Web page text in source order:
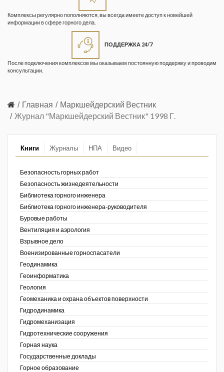
Комплексы регулярно пополняются, вы всегда имеете доступ к новейшей
информации в сфере горного дела.
ПОДДЕРЖКА 24/7
После подключения комплексов мы оказываем постоянную поддержку и проводим
консультации.
Главная
Маркшейдерский Вестник
Журнал "Маркшейдерский Вестник" 1998 Г.
Книги Журналы НПА Видео
Безопасность горных работ
Безопасность жизнедеятельности
Библиотека горного инженера
Библиотека горного инженера-руководителя
Буровые работы
Вентиляция и аэрология
Взрывное дело
Военизированные горноспасатели
Геодинамика
Геоинформатика
Геология
Геомеханика и охрана объектов поверхности
Гидродинамика
Гидромеханизация
Гидротехнические сооружения
Горная наука
Государственные доклады
Горное образование
безопасность»
Информационный бюллетень
атомному надзору
Информация и космос
Медицина катастроф
Минеральные ресурсы России
Нефтегазовые технологии
Нефтегазовая вертикаль
Промышленность и безопасность
Разведка и охрана недр